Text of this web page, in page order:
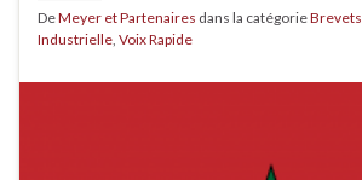
DeMeyer et Partenaires dans la catégorieBrevets
Industrielle Voix Rapide